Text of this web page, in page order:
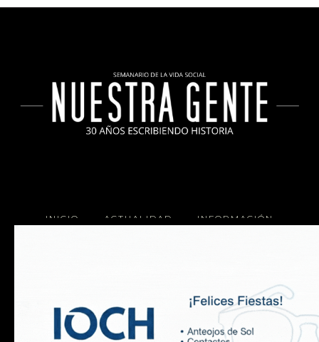
INICIO ACTUALIDAD INFORMACIÓN
Copyright 2025 Nuestra Gente.